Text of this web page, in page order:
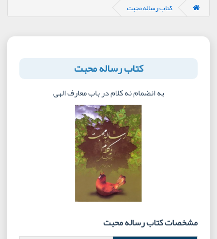
کتاب رساله محبت
کتاب رساله محبت
به انضمام نه کلام در باب معارف الهی
مشخصات کتاب رساله محبت